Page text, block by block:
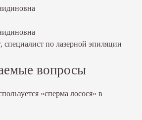
специалист по лазерной эпиляции
вопросы
«сперма лосося» в